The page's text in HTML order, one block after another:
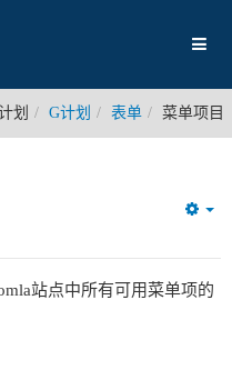
划 G计划 表单 菜单项目
站点中所有可用菜单项的